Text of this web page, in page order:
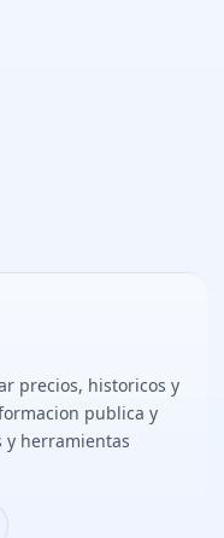
precios, historicos y
publica y
y herramientas